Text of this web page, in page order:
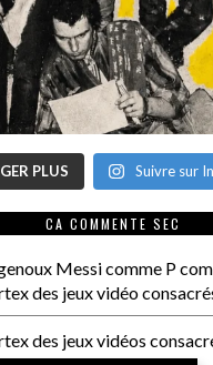
PLUS Suivre sur
CA COMMENTE SEC
Messi comme P
des jeux vidéo
des jeux vidéos